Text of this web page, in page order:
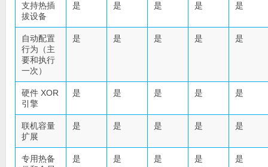
支持热插
拔设备
是 是 是 是 是
自动配置
行为（主
要和执行
一次）
是 是 是 是 是
硬件 XOR
引擎
是 是 是 是 是
联机容量
扩展
是 是 是 是 是
专用热备
是 是 是 是 是